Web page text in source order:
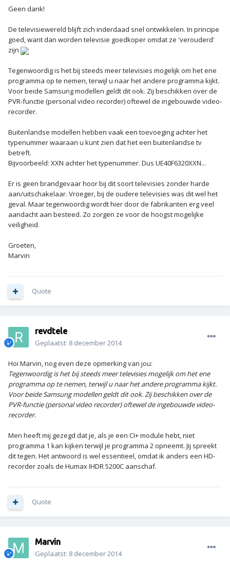
Geen dank!
De televisiewereld blijft zich inderdaad snel ontwikkelen. In principe
goed, want dan worden televisie goedkoper omdat ze 'verouderd'
zijn
Tegenwoordig is het bij steeds meer televisies mogelijk om het ene
programma op te nemen, terwijl u naar het andere programma kijkt.
Voor beide Samsung modellen geldt dit ook. Zij beschikken over de
PVR-functie (personal video recorder) oftewel de ingebouwde video-
recorder.
Buitenlandse modellen hebben vaak een toevoeging achter het
typenummer waaraan u kunt zien dat het een buitenlandse tv
betreft.
Bijvoorbeeld: XXN achter het typenummer. Dus UE40F6320XXN...
Er is geen brandgevaar hoor bij dit soort televisies zonder harde
aan/uitschakelaar. Vroeger, bij de oudere televisies was dit wel het
geval. Maar tegenwoordig wordt hier door de fabrikanten erg veel
aandacht aan besteed. Zo zorgen ze voor de hoogst mogelijke
veiligheid.
Groeten,
Marvin
Quote
revdtele
Geplaatst: 8 december 2014
Hoi Marvin, nog even deze opmerking van jou:
Tegenwoordig is het bij steeds meer televisies mogelijk om het ene
programma op te nemen, terwijl u naar het andere programma kijkt.
Voor beide Samsung modellen geldt dit ook. Zij beschikken over de
PVR-functie (personal video recorder) oftewel de ingebouwde video-
recorder.
Men heeft mij gezegd dat je, als je een CI+ module hebt, niet
programma 1 kan kijken terwijl je programma 2 opneemt. Jij spreekt
dit tegen. Het antwoord is wel essentieel, omdat ik anders een HD-
recorder zoals de Humax IHDR 5200C aanschaf.
Quote
Marvin
Geplaatst: 8 december 2014